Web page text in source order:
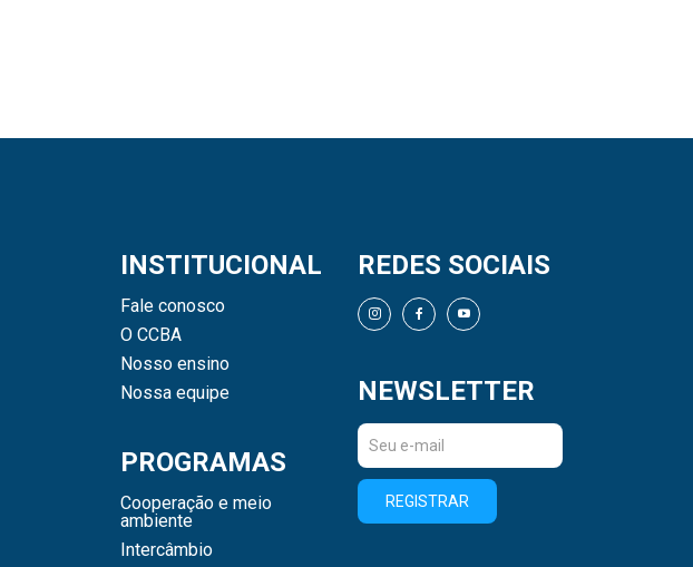
INSTITUCIONAL
Fale conosco
O CCBA
Nosso ensino
Nossa equipe
PROGRAMAS
Cooperação e meio
ambiente
Intercâmbio
REDES SOCIAIS
NEWSLETTER
REGISTRAR